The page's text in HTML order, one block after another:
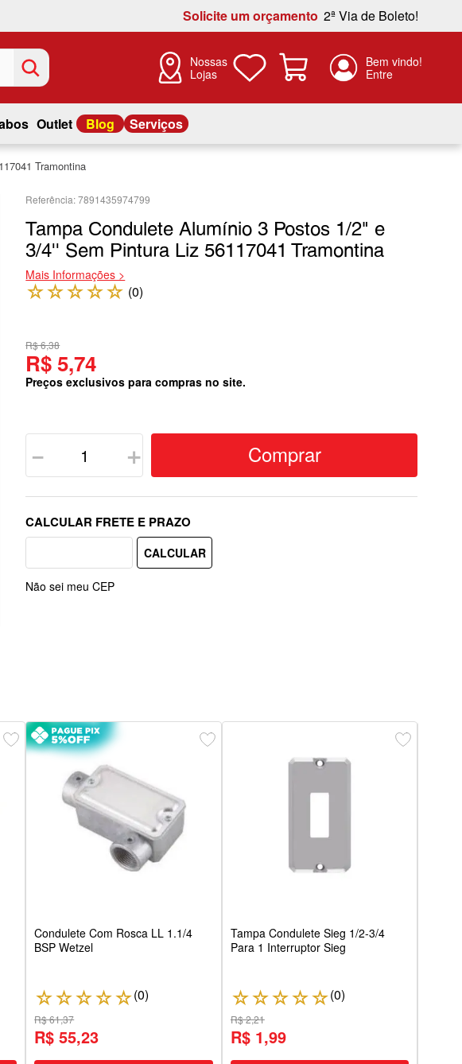
Solicite um orçamento 2ª Via de Boleto!
Nossas
Lojas
Outlet Blog Serviços
Tramontina
7891435974799
Tampa Condulete Alumínio 3 Postos 1/2" e
3/4'' Sem Pintura Liz 56117041 Tramontina
Mais Informações >
☆☆☆☆☆ (0)
R$ 6,38
R$ 5,74
Preços exclusivos para compras no site.
＋
－ Comprar
Não sei meu CEP
Condulete Com Rosca LL 1.1/4
BSP Wetzel
☆☆☆☆☆(0)
R$ 61,37
R$ 55,23
Tampa Condulete Sieg 1/2-3/4
Para 1 Interruptor Sieg
☆☆☆☆☆(0)
R$ 2,21
R$ 1,99